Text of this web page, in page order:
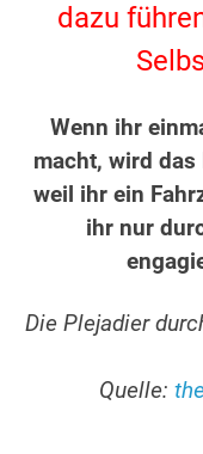
dazu
Wenn ihr
macht, wird das
weil ihr ein
ihr nur
Die Plejadier
Quelle: